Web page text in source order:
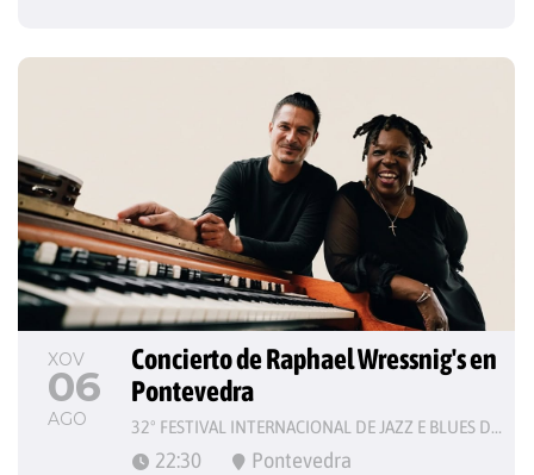
XOV
06
AGO
Concierto de Raphael Wressnig's en
Pontevedra
32º FESTIVAL INTERNACIONAL DE JAZZ E BLUES DE PONTEVEDRA
22:30 Pontevedra